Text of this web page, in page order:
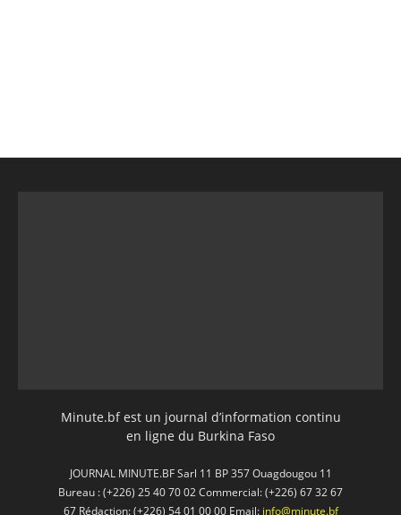
Minute.bf est un journal d’information continu
en ligne du Burkina Faso
JOURNAL MINUTE.BF Sarl 11 BP 357 Ouagdougou 11
Bureau : (+226) 25 40 70 02 Commercial: (+226) 67 32 67
67 Rédaction: (+226) 54 01 00 00 Email: info@minute.bf